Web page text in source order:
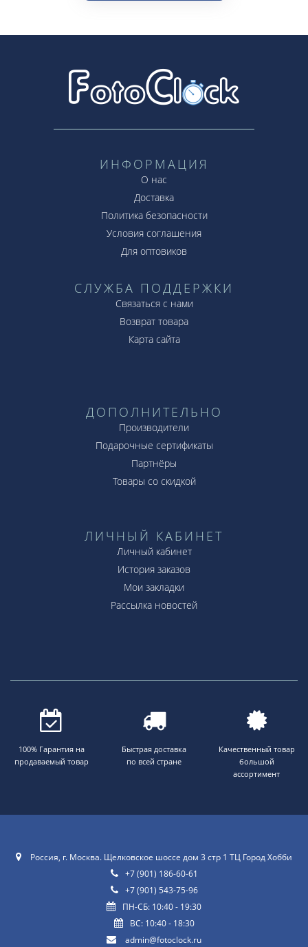
ИНФОРМАЦИЯ
О нас
Доставка
Политика безопасности
Условия соглашения
Для оптовиков
СЛУЖБА ПОДДЕРЖКИ
Связаться с нами
Возврат товара
Карта сайта
ДОПОЛНИТЕЛЬНО
Производители
Подарочные сертификаты
Партнёры
Товары со скидкой
ЛИЧНЫЙ КАБИНЕТ
Личный кабинет
История заказов
Мои закладки
Рассылка новостей
100% Гарантия на
продаваемый товар
Быстрая доставка
по всей стране
Качественный товар
большой
ассортимент
Россия, г. Москва. Щелковское шоссе дом 3 стр 1 ТЦ Город Хобби
+7 (901) 186-60-61
+7 (901) 543-75-96
ПН-СБ: 10:40 - 19:30
ВС: 10:40 - 18:30
admin@fotoclock.ru